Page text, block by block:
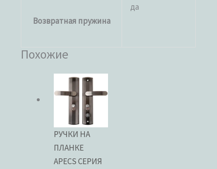
Возвратная пружина
да
Похожие
РУЧКИ НА
ПЛАНКЕ
APECS СЕРИЯ